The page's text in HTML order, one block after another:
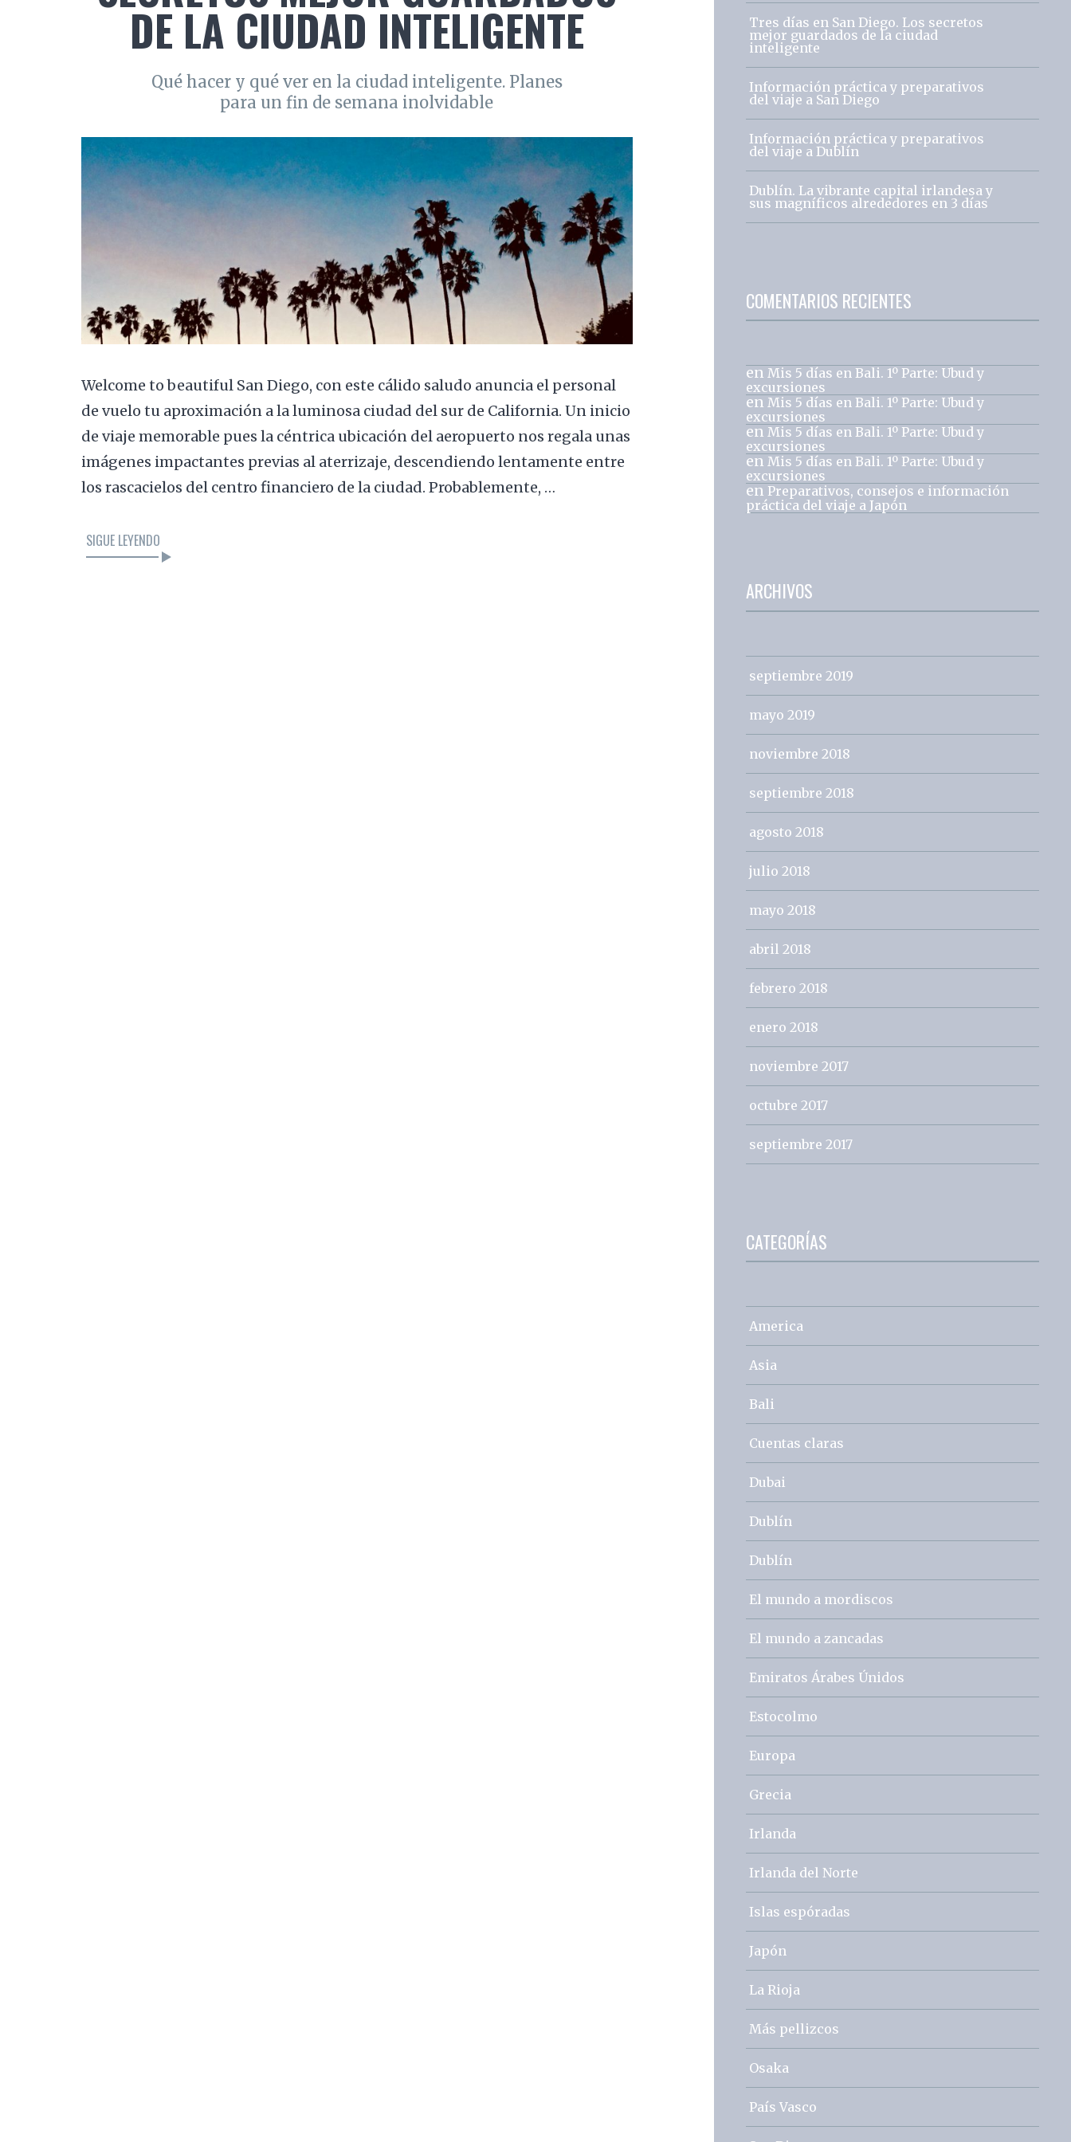
DE LA CIUDAD INTELIGENTE
Qué hacer y qué ver en la ciudad inteligente. Planes
para un fin de semana inolvidable
Welcome to beautiful San Diego, con este cálido saludo anuncia el personal
de vuelo tu aproximación a la luminosa ciudad del sur de California. Un inicio
de viaje memorable pues la céntrica ubicación del aeropuerto nos regala unas
imágenes impactantes previas al aterrizaje, descendiendo lentamente entre
los rascacielos del centro financiero de la ciudad. Probablemente, …
SIGUE LEYENDO
Tres días en San Diego. Los secretos
mejor guardados de la ciudad
inteligente
Información práctica y preparativos
del viaje a San Diego
Información práctica y preparativos
del viaje a Dublín
Dublín. La vibrante capital irlandesa y
sus magníficos alrededores en 3 días
COMENTARIOS RECIENTES
en Mis 5 días en Bali. 1º Parte: Ubud y
excursiones
en Mis 5 días en Bali. 1º Parte: Ubud y
excursiones
en Mis 5 días en Bali. 1º Parte: Ubud y
excursiones
en Mis 5 días en Bali. 1º Parte: Ubud y
excursiones
en Preparativos, consejos e información
práctica del viaje a Japón
ARCHIVOS
septiembre 2019
mayo 2019
noviembre 2018
septiembre 2018
agosto 2018
julio 2018
mayo 2018
abril 2018
febrero 2018
enero 2018
noviembre 2017
octubre 2017
septiembre 2017
CATEGORÍAS
America
Asia
Bali
Cuentas claras
Dubai
Dublín
Dublín
El mundo a mordiscos
El mundo a zancadas
Emiratos Árabes Únidos
Estocolmo
Europa
Grecia
Irlanda
Irlanda del Norte
Islas espóradas
Japón
La Rioja
Más pellizcos
Osaka
País Vasco